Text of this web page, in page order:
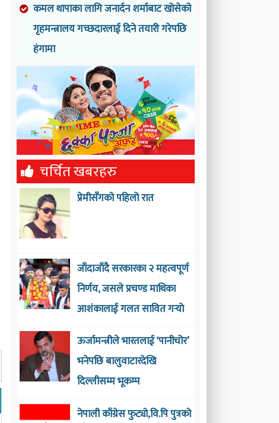
कमल थापाका लागि जनार्दन शर्माबाट खोसेको
गृहमन्त्रालय गच्छदारलाई दिने तयारी गरेपछि
हंगामा
चर्चित खबरहरु
प्रेमीसँगको पहिलो रात
जाँदाजाँदै सरकारका २ महत्वपूर्ण
निर्णय, जसले प्रचण्ड माथिका
आशंकालाई गलत सावित गर्‍याे
ऊर्जामन्त्रीले भारतलाई ‘पानीचोर’
भनेपछि बालुवाटारदेखि
दिल्लीसम्म भूकम्प
नेपाली काँग्रेस फुट्यो,वि.पि पुत्रको